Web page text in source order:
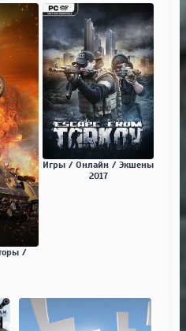
/
Игры / Онлайн / Экшены
2017